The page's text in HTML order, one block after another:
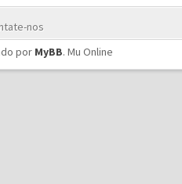
nos
por MyBB. Mu Online